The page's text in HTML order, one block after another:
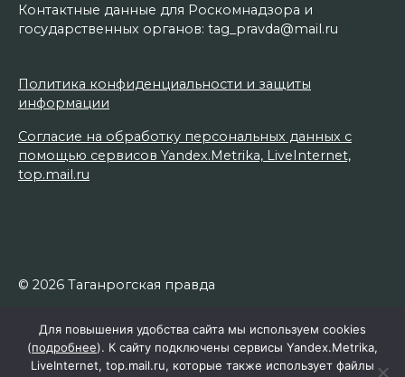
Контактные данные для Роскомнадзора и
государственных органов: tag_pravda@mail.ru
Политика конфиденциальности и защиты
информации
Согласие на обработку персональных данных с
помощью сервисов Yandex.Metrika, LiveInternet,
top.mail.ru
© 2026 Таганрогская правда
Для повышения удобства сайта мы используем cookies
(подробнее). К сайту подключены сервисы Yandex.Metrika,
LiveInternet, top.mail.ru, которые также использует файлы